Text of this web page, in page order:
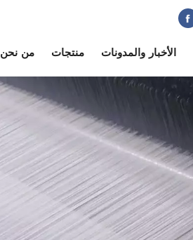
من نحن منتجات الأخبار والمدونات